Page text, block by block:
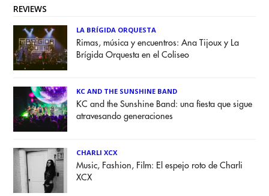
REVIEWS
LA BRÍGIDA ORQUESTA
Rimas, música y encuentros: Ana Tijoux y La
Brígida Orquesta en el Coliseo
KC AND THE SUNSHINE BAND
KC and the Sunshine Band: una fiesta que sigue
atravesando generaciones
CHARLI XCX
Music, Fashion, Film: El espejo roto de Charli
XCX